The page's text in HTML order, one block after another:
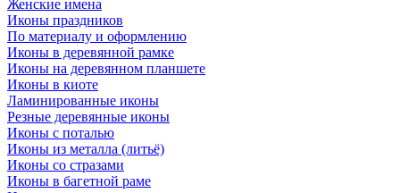
Женские имена
Иконы праздников
По материалу и оформлению
Иконы в деревянной рамке
Иконы на деревянном планшете
Иконы в киоте
Ламинированные иконы
Резные деревянные иконы
Иконы с поталью
Иконы из металла (литьё)
Иконы со стразами
Иконы в багетной раме